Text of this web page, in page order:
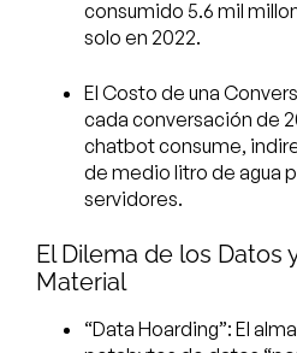
consumido 5.6 mil
solo en 2022.
El Costo de una
cada conversación de
chatbot consume,
de medio litro de agua
servidores.
El Dilema de los Datos
Material
“Data Hoarding”: El